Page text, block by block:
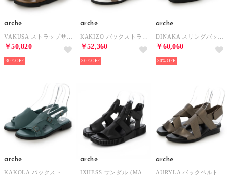
arche
￥50,820
30%
arche
￥52,360
30%
arche
￥60,060
30%
arche arche arche